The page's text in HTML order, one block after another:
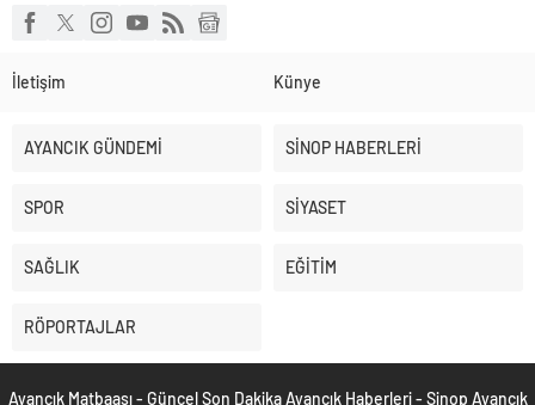
İletişim Künye
AYANCIK GÜNDEMİ SİNOP HABERLERİ
SPOR SİYASET
SAĞLIK EĞİTİM
RÖPORTAJLAR
Ayancık Matbaası - Güncel Son Dakika Ayancık Haberleri - Sinop Ayancık